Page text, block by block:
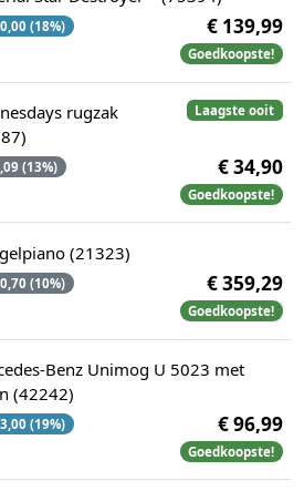
(18%) € 139,99
Goedkoopste!
Laagste ooit
rugzak
(13%) € 34,90
Goedkoopste!
(21323)
(10%) € 359,29
Goedkoopste!
Benz Unimog U 5023 met
(42242)
(19%) € 96,99
Goedkoopste!